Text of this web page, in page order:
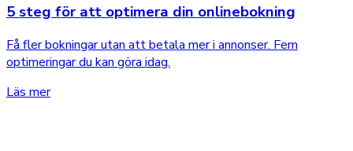
5 steg för att optimera din onlinebokning
Få fler bokningar utan att betala mer i annonser. Fem
optimeringar du kan göra idag.
Läs mer